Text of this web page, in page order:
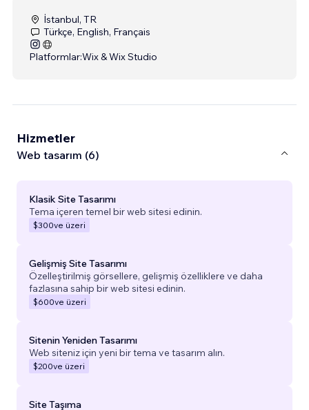
İstanbul, TR
Türkçe, English, Français
Platformlar:Wix & Wix Studio
Hizmetler
Web tasarım (6)
Klasik Site Tasarımı
Tema içeren temel bir web sitesi edinin.
$300ve üzeri
Gelişmiş Site Tasarımı
Özelleştirilmiş görsellere, gelişmiş özelliklere ve daha
fazlasına sahip bir web sitesi edinin.
$600ve üzeri
Sitenin Yeniden Tasarımı
Web siteniz için yeni bir tema ve tasarım alın.
$200ve üzeri
Site Taşıma